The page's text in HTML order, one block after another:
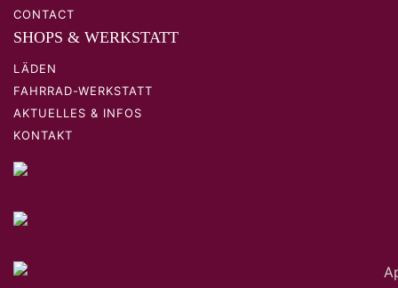
CONTACT
SHOPS & WERKSTATT
LÄDEN
FAHRRAD-WERKSTATT
AKTUELLES & INFOS
KONTAKT